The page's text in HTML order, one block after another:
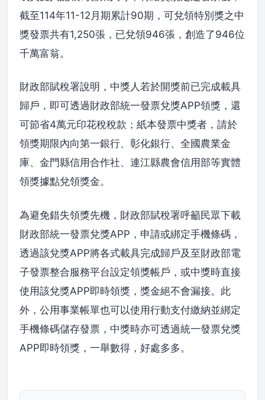
截至114年11-12月期累計90期，可兌領特別獎之中
獎發票共有1,250張，已兌領946張，創造了946位
千萬富翁。
財政部賦稅署說明，中獎人若於開獎前已完成載具
歸戶，即可透過財政部統一發票兌獎APP領獎，還
可節省4萬元印花稅稅款；紙本發票中獎者，請於
領獎期限內向第一銀行、彰化銀行、全國農業金
庫、金門縣信用合作社、連江縣農會信用部等實體
領獎據點兌領獎金。
為避免錯失領獎先機，財政部賦稅署呼籲民眾下載
財政部統一發票兌獎APP，申請或綁定手機條碼，
透過該兌獎APP將各式載具完成歸戶及至財政部電
子發票整合服務平台設定領獎帳戶，或中獎時直接
使用該兌獎APP即時領獎，獎金絕不會漏接。此
外，公用事業帳單也可以使用行動支付繳納並綁定
手機條碼儲存發票，中獎時亦可透過統一發票兌獎
APP即時領獎，一舉數得，好處多多。